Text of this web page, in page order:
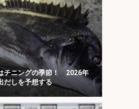
チニングの季節！ 2026年
だしを予想する